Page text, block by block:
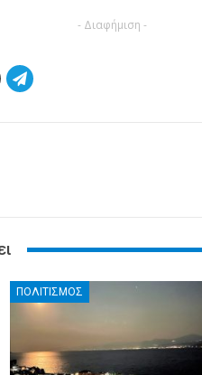
- Διαφήμιση -
ΠΟΛΙΤΙΣΜΟΣ